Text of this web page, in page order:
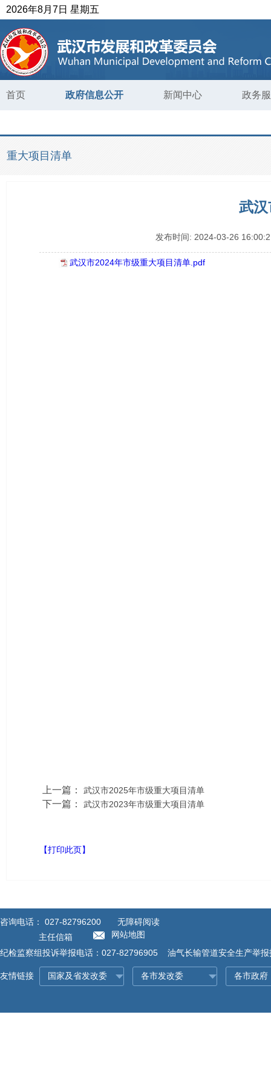
2026年8月7日 星期五
首页 政府信息公开 新闻中心 政务
重大项目清单
武
发布时间: 2024-03-26
武汉市2024年市级重大项目清单.pdf
上一篇： 武汉市2025年市级重大项目清单
下一篇： 武汉市2023年市级重大项目清单
【打印此页】
咨询电话： 027-82796200
无障碍阅读
主任信箱
网站地图
纪检监察组投诉举报电话：027-82796905 油气长输管道安全生产举
友情链接